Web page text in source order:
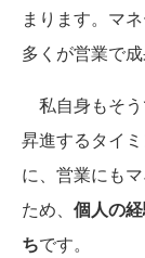
まります。マ
多くが営業で
私自身もそ
昇進するタイ
に、営業にも
ため、 個人の
ちです。